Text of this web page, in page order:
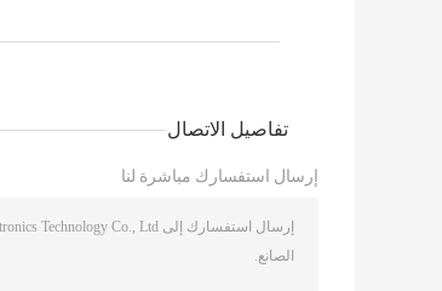
تفاصيل الاتصال
إرسال استفسارك مباشرة لنا